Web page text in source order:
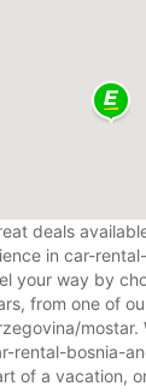
deals
in car-
your way by
from one of
mostar.
rental-bosnia-
of a vacation,